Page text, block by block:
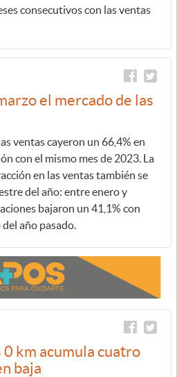
consecutivos con las ventas
el mercado de las
ventas cayeron un 66,4% en
con el mismo mes de 2023. La
en las ventas también se
del año: entre enero y
bajaron un 41,1% con
año pasado.
0 km acumula cuatro
baja